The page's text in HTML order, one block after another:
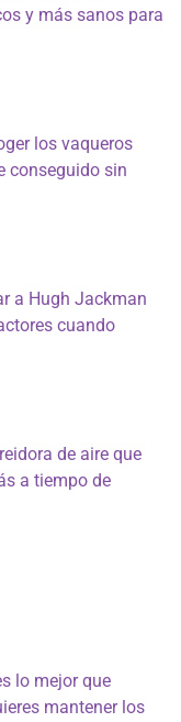
y más sanos para
los vaqueros
conseguido sin
a Hugh Jackman
cuando
de aire que
a tiempo de
lo mejor que
mantener los